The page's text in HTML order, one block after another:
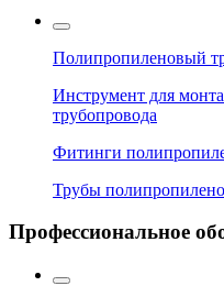
Полипропиленовый
Инструмент для
трубопровода
Фитинги
Трубы
Профессиональное